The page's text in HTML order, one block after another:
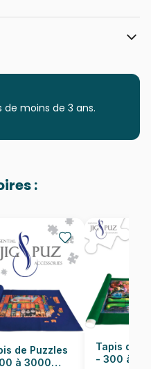
le Puzzle
3000 pièces
x 85 cm
moins de 3 ans.
:
de Puzzles
à 3000
Tapis de
- 300 à